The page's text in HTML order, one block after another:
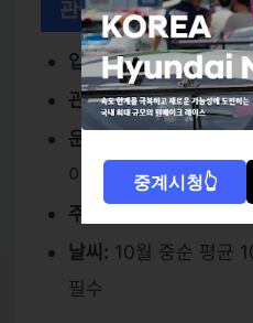
관람 정보 및 현장 팁
입장:무료 (예매 불필
관람 구역:메인 스탠드
운영 부대행사:N 브랜
이벤트 등
주차:
경기장 내 무료
날씨: 10월 중순 평균
필수
중계시청👆